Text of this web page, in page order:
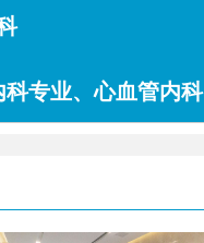
专业、心血管内科